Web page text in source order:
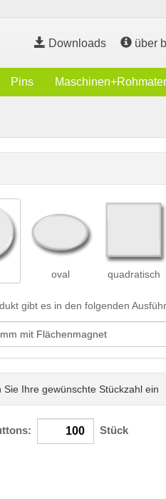
Downloads über
Pins
oval quadratisch
gibt es in den folgenden
Sie Ihre gewünschte Stückzahl ein
Stück